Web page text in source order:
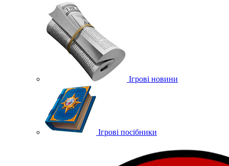
Ігрові новини
Ігрові посібники